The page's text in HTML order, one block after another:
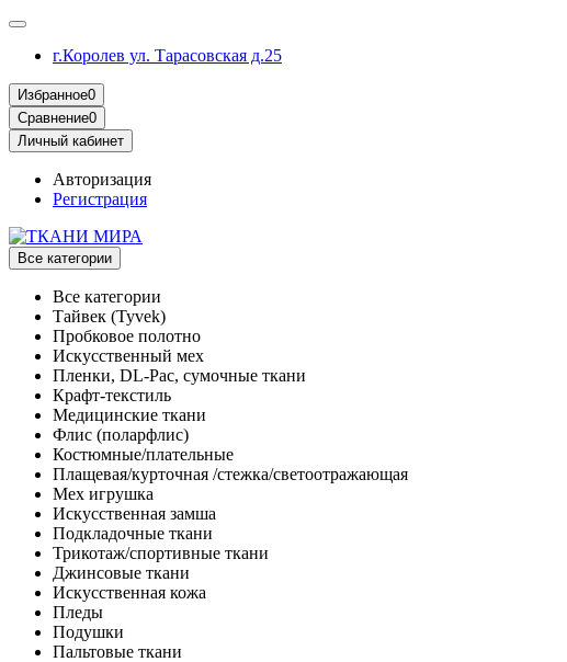
г.Королев ул. Тарасовская д.25
Избранное0
Сравнение0
Личный кабинет
Авторизация
Регистрация
Все категории
Все категории
Тайвек (Tyvek)
Пробковое полотно
Искусственный мех
Пленки, DL-Pac, сумочные ткани
Крафт-текстиль
Медицинские ткани
Флис (поларфлис)
Костюмные/плательные
Плащевая/курточная /стежка/светоотражающая
Мех игрушка
Искусственная замша
Подкладочные ткани
Трикотаж/спортивные ткани
Джинсовые ткани
Искусственная кожа
Пледы
Подушки
Пальтовые ткани